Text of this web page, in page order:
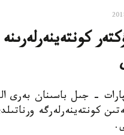
كونتەينەرلەرگە